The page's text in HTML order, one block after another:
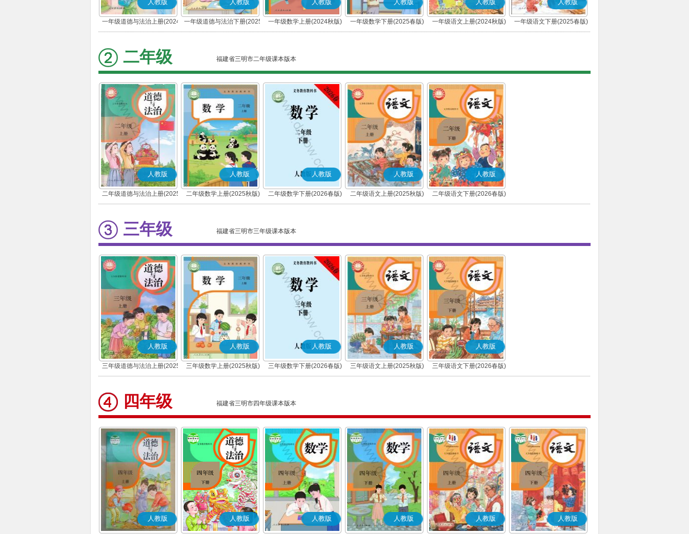
人教版
一年级道德与法治上册(2024
秋版)(部编版)
人教版
一年级道德与法治下册(2025
春版)(部编版)
人教版
一年级数学上册(2024秋版)
人教版
一年级数学下册(2025春版)
人教版
一年级语文上册(2024秋版)
(部编版)
人教版
一年级语文下册(2025春版)
(部编版)
二年级 福建省三明市二年级课本版本
人教版
二年级道德与法治上册(2025
秋版)(部编版)
人教版
二年级数学上册(2025秋版)
人教版
二年级数学下册(2026春版)
人教版
二年级语文上册(2025秋版)
(部编版)
人教版
二年级语文下册(2026春版)
(部编版)
三年级 福建省三明市三年级课本版本
人教版
三年级道德与法治上册(2025
秋版)(部编版)
人教版
三年级数学上册(2025秋版)
人教版
三年级数学下册(2026春版)
人教版
三年级语文上册(2025秋版)
(部编版)
人教版
三年级语文下册(2026春版)
(部编版)
四年级 福建省三明市四年级课本版本
人教版 人教版 人教版 人教版 人教版 人教版